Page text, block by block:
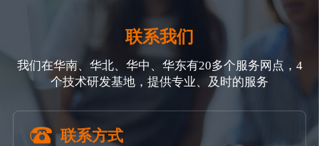
联系我们
我们在华南、华北、华中、华东有20多个服务网点，4
个技术研发基地，提供专业、及时的服务
联系方式